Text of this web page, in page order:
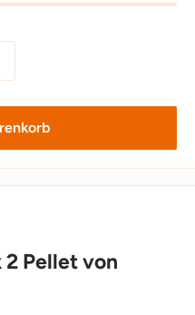
Pellet von